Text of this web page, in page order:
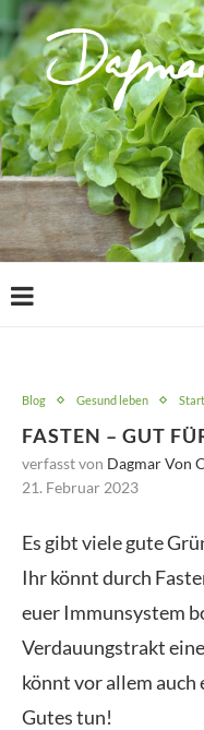
Blog Gesund leben
FASTEN – GUT
verfasst von Dagmar Von
21. Februar 2023
Es gibt viele gute
Ihr könnt durch
euer Immunsystem
Verdauungstrakt
könnt vor allem auch
Gutes tun!